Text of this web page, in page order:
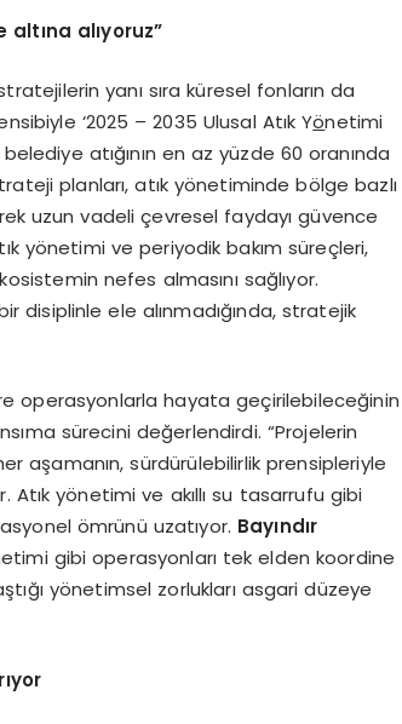
altına alıyoruz”
yanı sıra küresel fonların da
‘2025 – 2035 Ulusal Atık Yönetimi
belediye atığının en az yüzde 60 oranında
planları, atık yönetiminde bölge bazlı
uzun vadeli çevresel faydayı güvence
yönetimi ve periyodik bakım süreçleri,
nefes almasını sağlıyor.
disiplinle ele alınmadığında, stratejik
operasyonlarla hayata geçirilebileceğinin
sürecini değerlendirdi. “Projelerin
aşamanın, sürdürülebilirlik prensipleriyle
yönetimi ve akıllı su tasarrufu gibi
ömrünü uzatıyor. Bayındır
gibi operasyonları tek elden koordine
yönetimsel zorlukları asgari düzeye